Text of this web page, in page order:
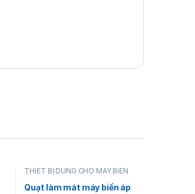
THIẾT BỊ DÙNG CHO MÁY BIẾN
Quạt làm mát máy biến áp